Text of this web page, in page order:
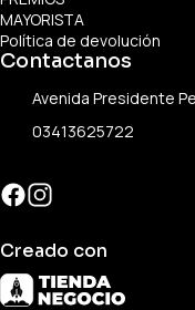
MAYORISTA
Política de devolución
Contactanos
Avenida Presidente
03413625722
Creado con